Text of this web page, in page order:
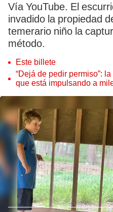
Vía YouTube. El
invadido la propiedad
temerario niño la
método.
Este billete
“Dejá de pedir permiso”:
que está impulsando a